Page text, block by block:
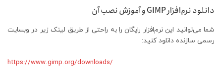
دانلود نرم‌افزار GIMP و آموزش نصب آن
شما می‌توانید این نرم‌افزار رایگان را به راحتی از طریق لینک زیر در وبسایت
رسمی سازنده دانلود کنید:
https://www.gimp.org/downloads/